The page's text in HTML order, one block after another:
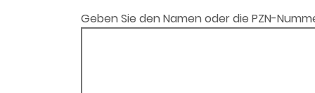
Geben Sie den Namen oder die PZN-